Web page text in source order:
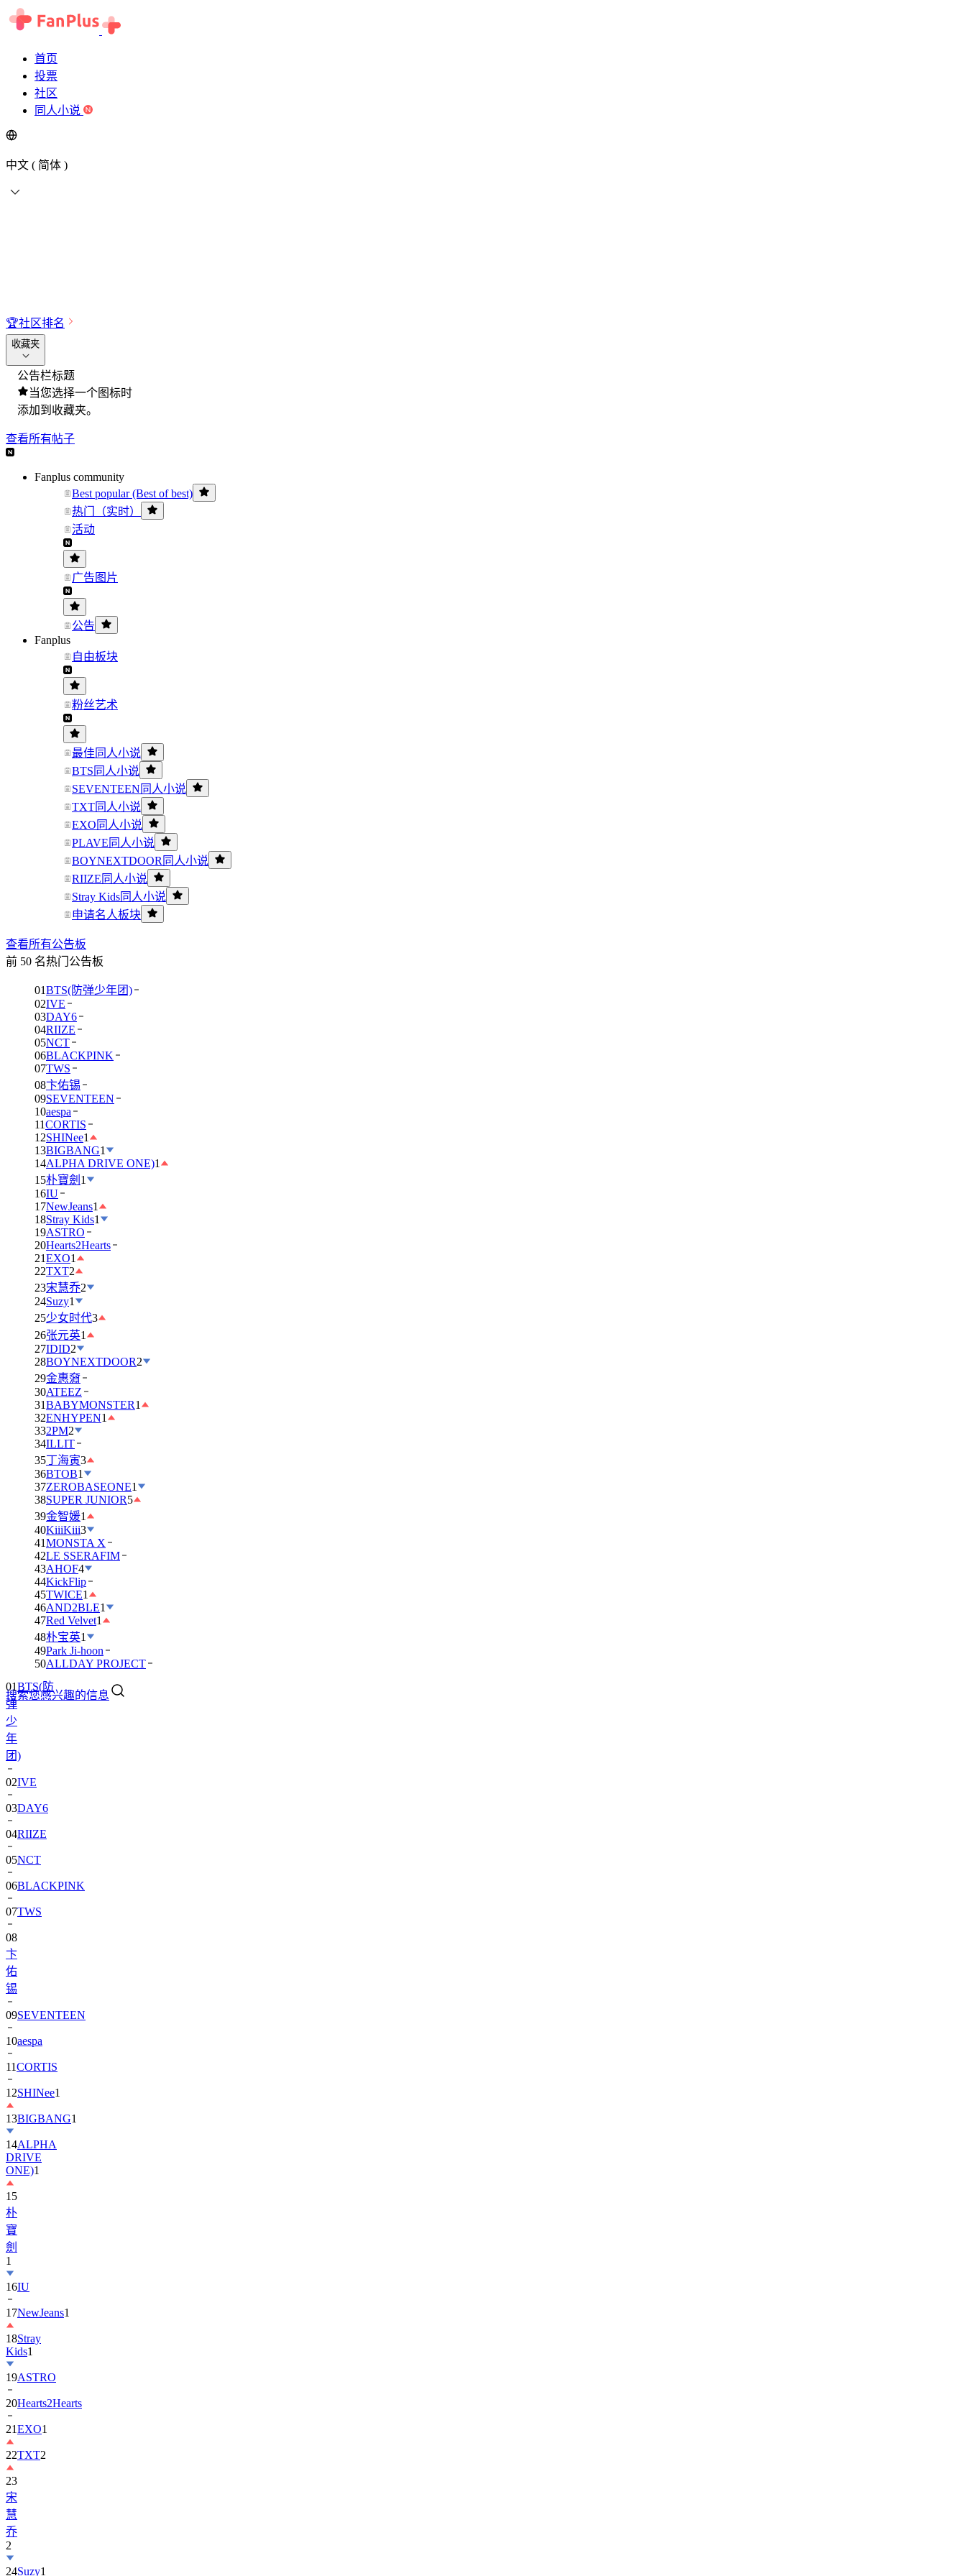
首页
投票
社区
同人小说
中文 ( 简体 )
🏆社区排名
收藏夹
公告栏标题
当您选择一个图标时
添加到收藏夹。
查看所有帖子
Fanplus community
Best popular (Best of best)
热门（实时）
活动
广告图片
公告
Fanplus
自由板块
粉丝艺术
最佳同人小说
BTS同人小说
SEVENTEEN同人小说
TXT同人小说
EXO同人小说
PLAVE同人小说
BOYNEXTDOOR同人小说
RIIZE同人小说
Stray Kids同人小说
申请名人板块
查看所有公告板
前 50 名热门公告板
01BTS(防弹少年团)
02IVE
03DAY6
04RIIZE
05NCT
06BLACKPINK
07TWS
08卞佑锡
09SEVENTEEN
10aespa
11CORTIS
12SHINee1
13BIGBANG1
14ALPHA DRIVE ONE)1
15朴寶劍 1
16IU
17NewJeans1
18Stray Kids1
19ASTRO
20Hearts2Hearts
21EXO1
22TXT2
23宋慧乔2
24Suzy1
25少女时代3
26张元英1
27IDID2
28BOYNEXTDOOR2
29金惠奫
30ATEEZ
31BABYMONSTER1
32ENHYPEN1
332PM2
34ILLIT
35丁海寅3
36BTOB1
37ZEROBASEONE1
38SUPER JUNIOR5
39金智媛1
40KiiiKiii3
41MONSTA X
42LE SSERAFIM
43AHOF4
44KickFlip
45TWICE1
46AND2BLE1
47Red Velvet1
48朴宝英1
49Park Ji-hoon
50ALLDAY PROJECT
搜索您感兴趣的信息
BTS(防
少
年
团)
02IVE
03DAY6
04RIIZE
05NCT
06BLACKPINK
07TWS
08
卞
佑
锡
09
10aespa
11CORTIS
12SHINee1
13BIGBANG
14ALPHA
DRIVE
ONE)1
15
朴
寶
劍
1
16
17NewJeans
18Stray
Kids
19ASTRO
20Hearts2Hearts
21EXO1
22TXT2
23
宋
慧
乔
2
24
25